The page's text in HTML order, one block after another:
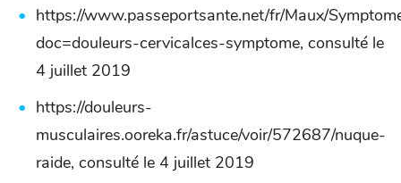
https://www.passeportsante.net/fr/Maux/
doc=douleurs-cervicalces-symptome, consulté le
4 juillet 2019
https://douleurs-
musculaires.ooreka.fr/astuce/voir/572687/nuque-
raide, consulté le 4 juillet 2019